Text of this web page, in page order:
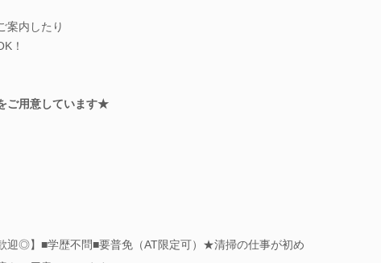
案内したり
！
ご用意しています★
迎◎】■学歴不問■要普免（AT限定可）★清掃の仕事が初め